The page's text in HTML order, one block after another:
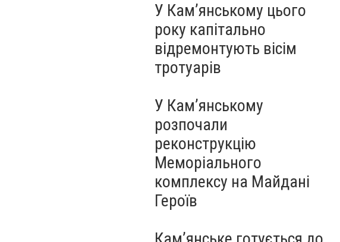
У Кам’янському цього
року капітально
відремонтують вісім
тротуарів
У Кам’янському
розпочали
реконструкцію
Меморіального
комплексу на Майдані
Героїв